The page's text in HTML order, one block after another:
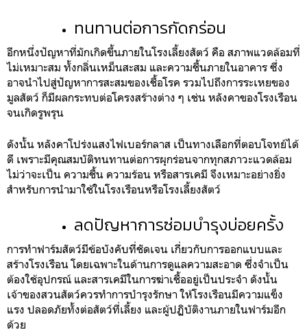
ทนทานต่อการกัดกร่อน
อีกหนึ่งปัญหาที่มักเกิดขึ้นภายในโรงเลี้ยงสัตว์ คือ สภาพแวดล้อมที่
ไม่เหมาะสม ทั้งกลิ่นเหม็นสะสม และความชื้นภายในอาคาร ซึ่ง
อาจนำไปสู่ปัญหาการสะสมของเชื้อโรค รวมไปถึงการระเหยของ
มูลสัตว์ ก็มีผลกระทบต่อโครงสร้างต่าง ๆ เช่น หลังคาของโรงเรือน
จนเกิดรูพรุน
ดังนั้น หลังคาโปร่งแสงไฟเบอร์กลาส เป็นทางเลือกที่ตอบโจทย์ได้
ดี เพราะมีคุณสมบัติทนทานต่อการผุกร่อนจากทุกสภาวะแวดล้อม
ไม่ว่าจะเป็น ความชื้น ความร้อน หรือสารเคมี จึงเหมาะอย่างยิ่ง
สำหรับการนำมาใช้ในโรงเรือนหรือโรงเลี้ยงสัตว์
ลดปัญหาการซ่อมบำรุงบ่อยครั้ง
การทำฟาร์มสัตว์มีข้อบังคับที่ชัดเจน เกี่ยวกับการออกแบบและ
สร้างโรงเรือน โดยเฉพาะในด้านการดูแลความสะอาด ซึ่งจำเป็น
ต้องใช้อุปกรณ์ และสารเคมีในการฆ่าเชื้ออยู่เป็นประจำ ดังนั้น
เจ้าของสวนสัตว์ควรทำการบำรุงรักษา ให้โรงเรือนมีความแข็ง
แรง ปลอดภัยทั้งต่อสัตว์ที่เลี้ยง และผู้ปฏิบัติงานภายในฟาร์มอีก
ด้วย